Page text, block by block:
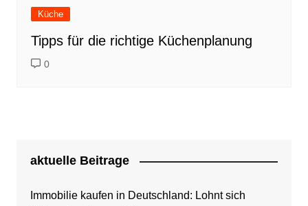
Küche
Tipps für die richtige Küchenplanung
0
aktuelle Beitrage
Immobilie kaufen in Deutschland: Lohnt sich